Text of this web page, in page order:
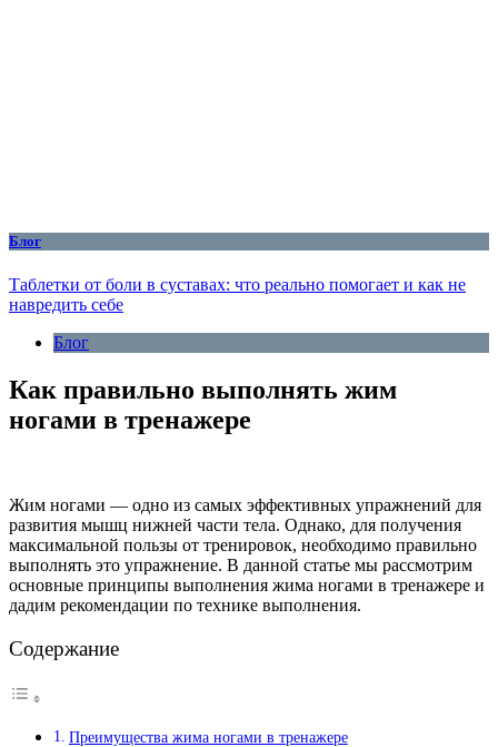
Блог
Таблетки от боли в суставах: что реально помогает и как не
навредить себе
Блог
Как правильно выполнять жим
ногами в тренажере
Жим ногами — одно из самых эффективных упражнений для
развития мышц нижней части тела. Однако, для получения
максимальной пользы от тренировок, необходимо правильно
выполнять это упражнение. В данной статье мы рассмотрим
основные принципы выполнения жима ногами в тренажере и
дадим рекомендации по технике выполнения.
Содержание
Преимущества жима ногами в тренажере